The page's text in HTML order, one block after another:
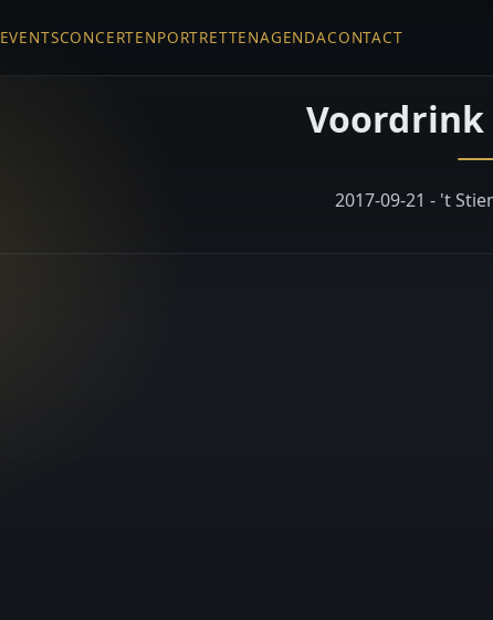
EVENTSCONCERTENPORTRETTENAGENDACONTACT
Voordrink
2017-09-21 - 't